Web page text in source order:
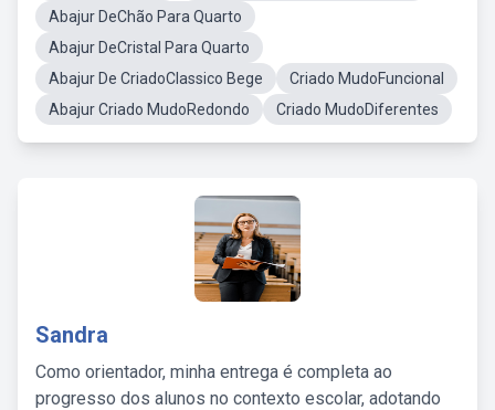
Abajur DeChão Para Quarto
Abajur DeCristal Para Quarto
Abajur De CriadoClassico Bege
Criado MudoFuncional
Abajur Criado MudoRedondo
Criado MudoDiferentes
Sandra
Como orientador, minha entrega é completa ao
progresso dos alunos no contexto escolar, adotando